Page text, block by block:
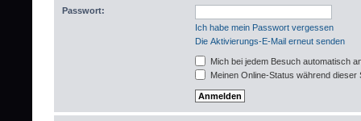
Passwort:
Ich habe mein Passwort vergessen
Die Aktivierungs-E-Mail erneut senden
Mich bei jedem Besuch automatisch
Meinen Online-Status während dieser